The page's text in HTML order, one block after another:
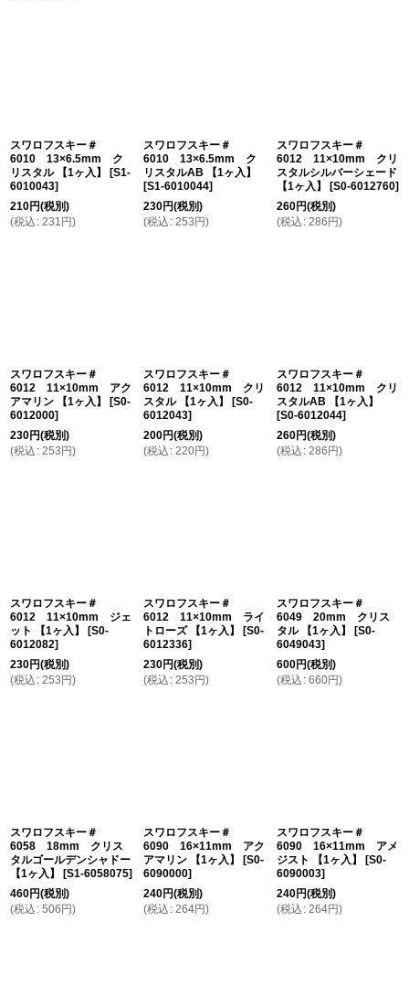
スワロフスキー＃
6010 13×6.5mm ク
リスタル 【1ヶ入】
[S1-
6010043]
210円(税別)
(税込 : 231 円)
スワロフスキー＃
6010 13×6.5mm ク
リスタルAB 【1ヶ入】
[S1-6010044]
230円(税別)
(税込 : 253 円)
スワロフスキー＃
6012 11×10mm クリ
スタルシルバーシェード
【1ヶ入】
[S0-6012760]
260円(税別)
(税込 : 286 円)
スワロフスキー＃
6012 11×10mm アク
アマリン 【1ヶ入】
[S0-
6012000]
230円(税別)
(税込 : 253 円)
スワロフスキー＃
6012 11×10mm クリ
スタル 【1ヶ入】
[S0-
6012043]
200円(税別)
(税込 : 220円)
スワロフスキー＃
6012 11×10mm クリ
スタルAB 【1ヶ入】
[S0-6012044]
260円(税別)
(税込 : 286 円)
スワロフスキー＃
6012 11×10mm ジェ
ット 【1ヶ入】
[S0-
6012082]
230円(税別)
(税込 : 253 円)
スワロフスキー＃
6012 11×10mm ライ
トローズ 【1ヶ入】
[S0-
6012336]
230円(税別)
(税込 : 253 円)
スワロフスキー＃
6049 20mm クリス
タル 【1ヶ入】
[S0-
6049043]
600円(税別)
(税込 : 660円)
スワロフスキー＃
6058 18mm クリス
タルゴールデンシャドー
【1ヶ入】
[S1-6058075]
460円(税別)
(税込 : 506 円)
スワロフスキー＃
6090 16×11mm アク
アマリン 【1ヶ入】
[S0-
6090000]
240円(税別)
(税込 : 264円)
スワロフスキー＃
6090 16×11mm アメ
ジスト 【1ヶ入】
[S0-
6090003]
240円(税別)
(税込 : 264円)